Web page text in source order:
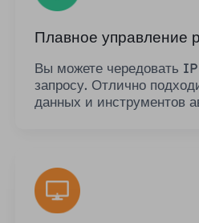
Плавное управление
Вы можете чередовать
запросу. Отлично
данных и инструментов